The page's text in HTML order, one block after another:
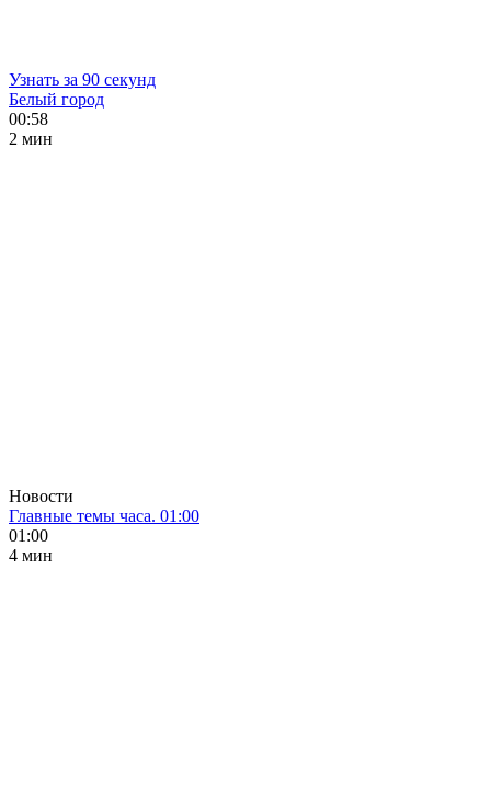
Узнать за 90 секунд
Белый город
00:58
2 мин
Новости
Главные темы часа. 01:00
01:00
4 мин